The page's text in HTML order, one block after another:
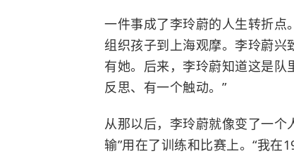
一件事成了李玲蔚的人生转折点
组织孩子到上海观摩。李玲蔚
有她。后来，李玲蔚知道这是队
反思、有一个触动。”
从那以后，李玲蔚就像变了一个
输”用在了训练和比赛上。“我在